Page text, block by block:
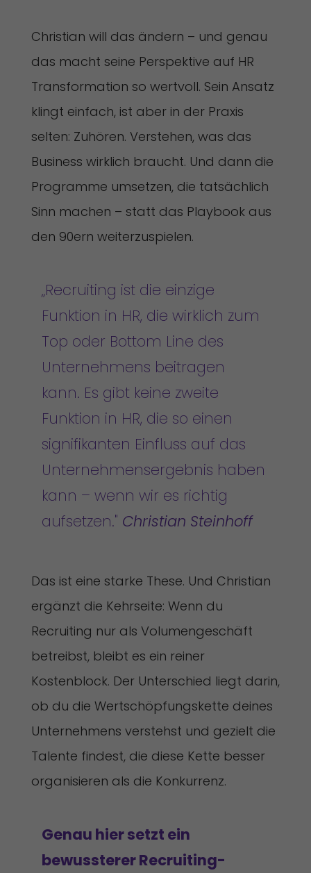
Christian will das ändern – und genau
das macht seine Perspektive auf HR
Transformation so wertvoll. Sein Ansatz
klingt einfach, ist aber in der Praxis
selten: Zuhören. Verstehen, was das
Business wirklich braucht. Und dann die
Programme umsetzen, die tatsächlich
Sinn machen – statt das Playbook aus
den 90ern weiterzuspielen.
„Recruiting ist die einzige
Funktion in HR, die wirklich zum
Top oder Bottom Line des
Unternehmens beitragen
kann. Es gibt keine zweite
Funktion in HR, die so einen
signifikanten Einfluss auf das
Unternehmensergebnis haben
kann – wenn wir es richtig
aufsetzen." Christian Steinhoff
Das ist eine starke These. Und Christian
ergänzt die Kehrseite: Wenn du
Recruiting nur als Volumengeschäft
betreibst, bleibt es ein reiner
Kostenblock. Der Unterschied liegt darin,
ob du die Wertschöpfungskette deines
Unternehmens verstehst und gezielt die
Talente findest, die diese Kette besser
organisieren als die Konkurrenz.
Genau hier setzt ein
bewussterer Recruiting-